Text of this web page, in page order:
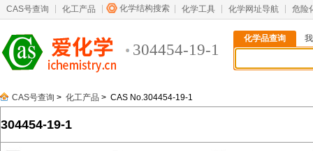
CAS号查询 化工产品 化学结构搜索 化学工具 化学网址导航 危险
304454-19-1
化学品查询
CAS号查询 > 化工产品 > CAS No.304454-19-1
304454-19-1